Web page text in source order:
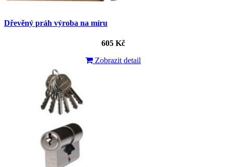
Dřevěný práh výroba na míru
605 Kč
Zobrazit detail